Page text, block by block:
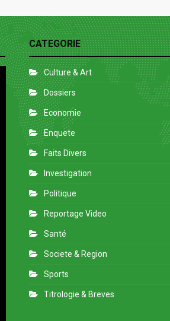
CATEGORIE
Culture & Art
Dossiers
Economie
Enquete
Faits Divers
Investigation
Politique
Reportage Video
Santé
Societe & Region
Sports
Titrologie & Breves